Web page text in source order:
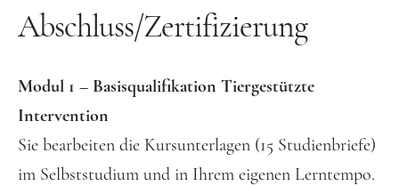
Abschluss/Zertifizierung
Modul 1 – Basisqualifikation Tiergestützte
Intervention
Sie bearbeiten die Kursunterlagen (15 Studienbriefe)
im Selbststudium und in Ihrem eigenen Lerntempo.